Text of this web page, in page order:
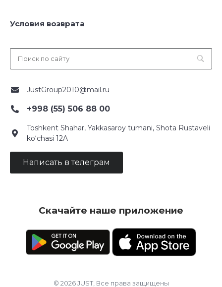
Условия возврата
JustGroup2010@mail.ru
+998 (55) 506 88 00
Toshkent Shahar, Yakkasaroy tumani, Shota Rustaveli
ko‘chasi 12A
Написать в телеграм
Скачайте наше приложение
© 2026 JUST, Все права защищены